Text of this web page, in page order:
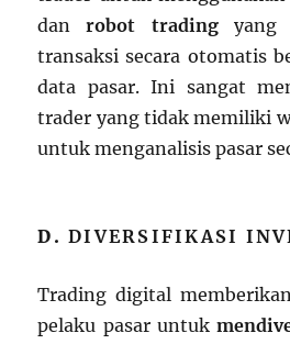
danrobot tradingyang
transaksi secara otomatis
data pasar. Ini sangat
trader yang tidak memiliki
untuk menganalisis pasar
D.DIVERSIFIKASI
Trading digital
pelaku pasar untuk